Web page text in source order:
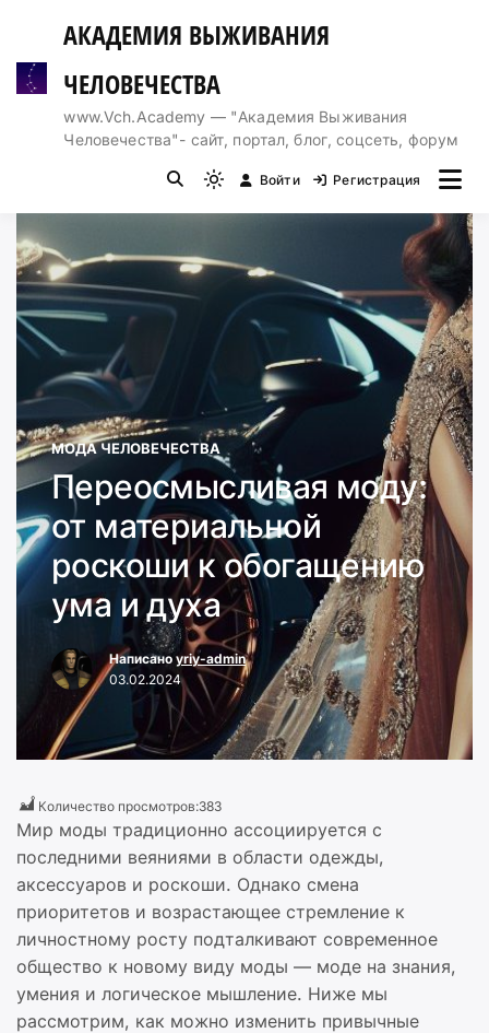
содержимому
АКАДЕМИЯ ВЫЖИВАНИЯ
ЧЕЛОВЕЧЕСТВА
www.Vch.Academy — "Академия Выживания
Человечества"- сайт, портал, блог, соцсеть, форум
Light
mode
to
to
Войти Регистрация
МОДА ЧЕЛОВЕЧЕСТВА
Переосмысливая моду:
от материальной
роскоши к обогащению
ума и духа
Написано yriy-admin
03.02.2024
Количество просмотров:383
Мир моды традиционно ассоциируется с
последними веяниями в области одежды,
аксессуаров и роскоши. Однако смена
приоритетов и возрастающее стремление к
личностному росту подталкивают современное
общество к новому виду моды — моде на знания,
умения и логическое мышление. Ниже мы
рассмотрим, как можно изменить привычные